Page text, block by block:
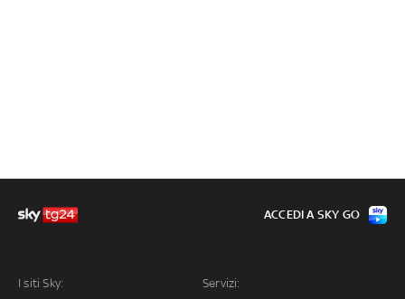
I siti Sky: Servizi:
ACCEDI A SKY GO